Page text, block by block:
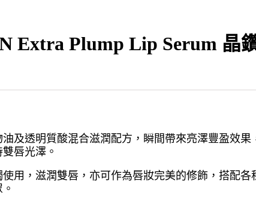
Extra Plump Lip Serum 晶
及透明質酸混合滋潤配方，瞬間帶來亮澤豐盈效果
唇光澤。
用，滋潤雙唇，亦可作為唇妝完美的修飾，搭配各